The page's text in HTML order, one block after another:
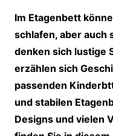
Im Etagenbett
schlafen, aber auch
denken sich lustige
erzählen sich
passenden
und stabilen
Designs und vielen